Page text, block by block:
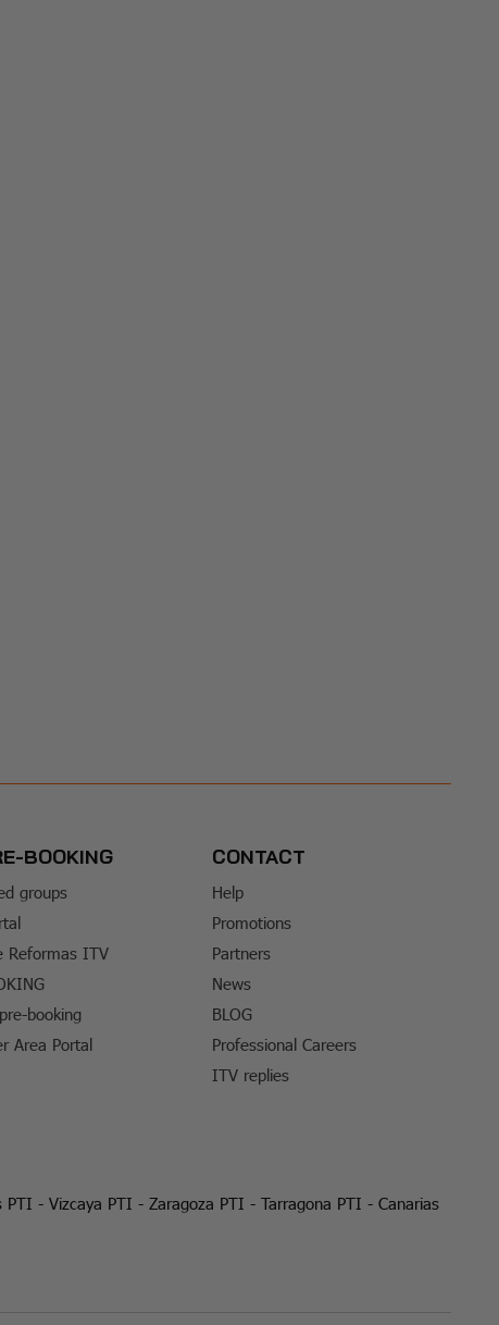
BOOKING
groups
Reformas ITV
booking
Area Portal
CONTACT
Help
Promotions
Partners
News
BLOG
Professional Careers
ITV replies
PTI - Vizcaya PTI - Zaragoza PTI - Tarragona PTI - Canarias